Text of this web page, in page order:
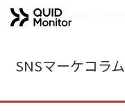
ホーム
SNSマーケコラム